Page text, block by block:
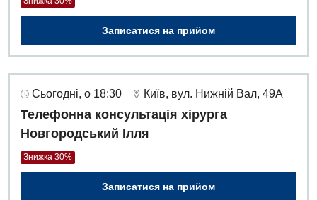
Записатися на прийом
Сьогодні, о 18:30 Київ, вул. Нижній Вал, 49А
Телефонна консультація хірурга
Новгородський Ілля
Знижка 30%
Записатися на прийом